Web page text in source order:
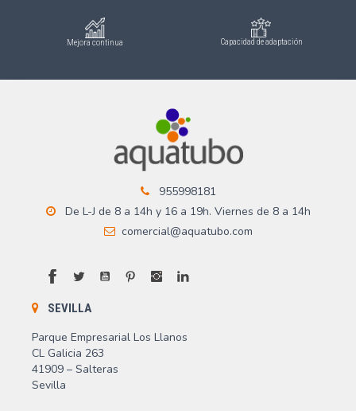
Mejora continua Capacidad de adaptación
955998181
De L-J de 8 a 14h y 16 a 19h. Viernes de 8 a 14h
comercial@aquatubo.com
Facebook
Twitter YouTubePinterestInstagram
SEVILLA
Parque Empresarial Los Llanos
CL Galicia 263
41909 – Salteras
Sevilla